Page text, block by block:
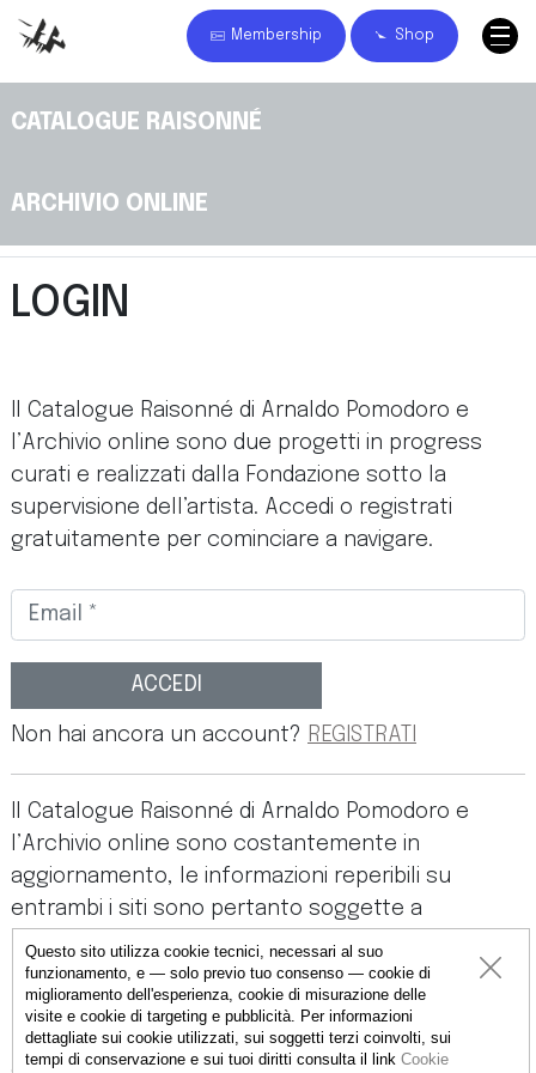
Membership Shop
CATALOGUE RAISONNÉ
ARCHIVIO ONLINE
LOGIN
Il Catalogue Raisonné di Arnaldo Pomodoro e
l’Archivio online sono due progetti in progress
curati e realizzati dalla Fondazione sotto la
supervisione dell’artista. Accedi o registrati
gratuitamente per cominciare a navigare.
ACCEDI
Non hai ancora un account? REGISTRATI
Il Catalogue Raisonné di Arnaldo Pomodoro e
l’Archivio online sono costantemente in
aggiornamento, le informazioni reperibili su
entrambi i siti sono pertanto soggette a
modifiche in ogni momento. I siti e i loro contenuti
non hanno scopo commerciale e possono essere
utilizzate esclusivamente per fini intellettuali. La
riproduzione non autorizzata delle immagini e dei
Questo sito utilizza cookie tecnici, necessari al suo
funzionamento, e — solo previo tuo consenso — cookie di
miglioramento dell'esperienza, cookie di misurazione delle
visite e cookie di targeting e pubblicità. Per informazioni
dettagliate sui cookie utilizzati, sui soggetti terzi coinvolti, sui
tempi di conservazione e sui tuoi diritti consulta il link Cookie